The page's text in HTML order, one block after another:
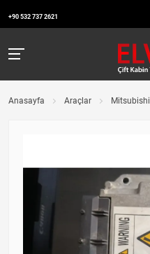
+90 532 737 2621
Anasayfa Araçlar Mitsubishi